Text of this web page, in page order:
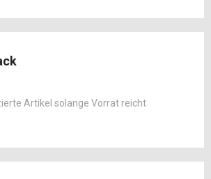
Artikel solange Vorrat reicht